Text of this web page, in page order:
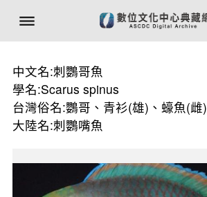
中文名:刺鸚哥魚
學名:Scarus spinus
台灣俗名:鸚哥、青衫(雄)、蠔魚(雌)
大陸名:刺鸚嘴魚